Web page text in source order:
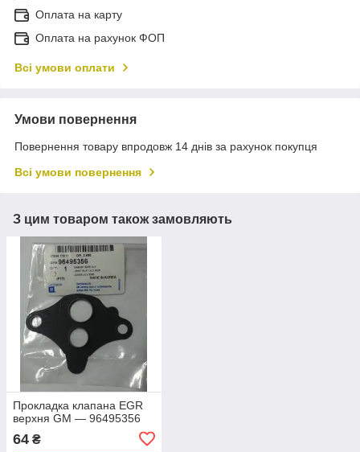
Оплата на карту
Оплата на рахунок ФОП
Всі умови оплати
Умови повернення
Повернення товару впродовж 14 днів за рахунок покупця
Всі умови повернення
З цим товаром також замовляють
Прокладка клапана EGR
верхня GM — 96495356
64 ₴